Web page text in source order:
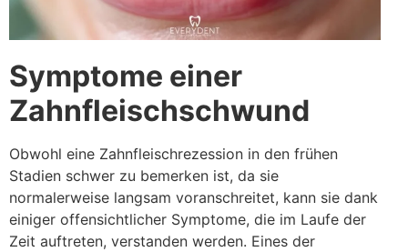
Symptome einer
Zahnfleischschwund
Obwohl eine Zahnfleischrezession in den frühen
Stadien schwer zu bemerken ist, da sie
normalerweise langsam voranschreitet, kann sie dank
einiger offensichtlicher Symptome, die im Laufe der
Zeit auftreten, verstanden werden. Eines der